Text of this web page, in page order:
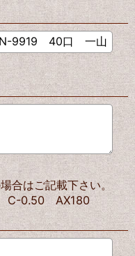
合はご記載下さい。
C-0.50 AX180